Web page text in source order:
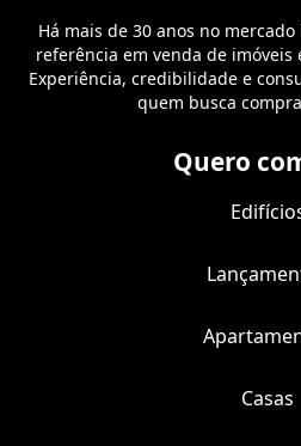
Há mais de 30 anos no
referência em venda de imóveis
Experiência, credibilidade e
quem busca
Quero
Casas